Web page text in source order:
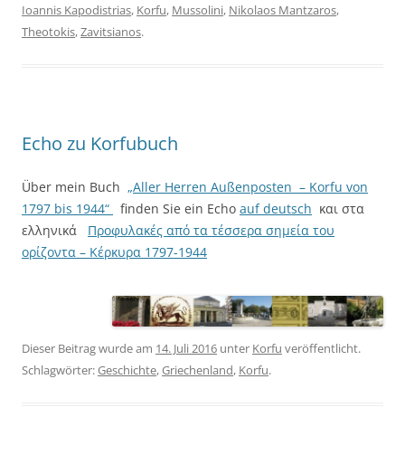
Ioannis Kapodistrias, Korfu, Mussolini, Nikolaos Mantzaros,
Theotokis,Zavitsianos.
Echo zu Korfubuch
Über mein Buch „Aller Herren Außenposten – Korfu von
1797 bis 1944“
finden Sie ein Echo auf deutsch και στα
ελληνικά Προφυλακές από τα τέσσερα σημεία του
ορίζοντα – Κέρκυρα 1797-1944
Dieser Beitrag wurde am 14. Juli 2016 unter Korfu veröffentlicht.
Schlagwörter:Geschichte,Griechenland, Korfu.